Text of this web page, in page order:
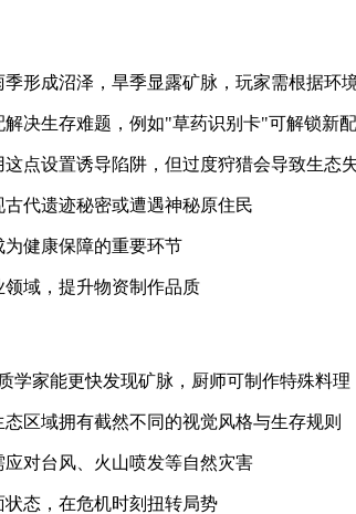
形成沼泽，旱季显露矿脉，玩家需根据环
决生存难题，例如"草药识别卡"可解锁新
点设置诱导陷阱，但过度狩猎会导致生态
代遗迹秘密或遭遇神秘原住民
健康保障的重要环节
域，提升物资制作品质
学家能更快发现矿脉，厨师可制作特殊料理
区域拥有截然不同的视觉风格与生存规则
对台风、火山喷发等自然灾害
态，在危机时刻扭转局势